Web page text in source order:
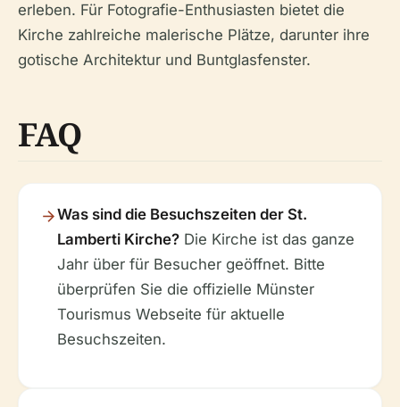
erleben. Für Fotografie-Enthusiasten bietet die
Kirche zahlreiche malerische Plätze, darunter ihre
gotische Architektur und Buntglasfenster.
FAQ
Was sind die Besuchszeiten der St.
Lamberti Kirche? Die Kirche ist das ganze
Jahr über für Besucher geöffnet. Bitte
überprüfen Sie die offizielle Münster
Tourismus Webseite für aktuelle
Besuchszeiten.